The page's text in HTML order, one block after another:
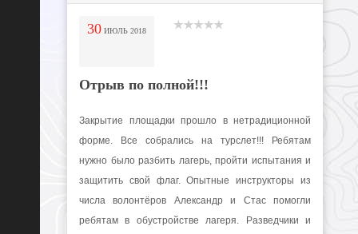
30 ИЮЛЬ 2018
Отрыв по полной!!!
Закрытие площадки прошло в нетрадиционной
форме. Все собрались на турслет!!! Ребятам
нужно было разбить лагерь, пройти испытания и
защитить свой флаг. Опытные инструкторы из
числа волонтёров Александр и Стас помогли
ребятам в обустройстве лагеря. Разведчики и